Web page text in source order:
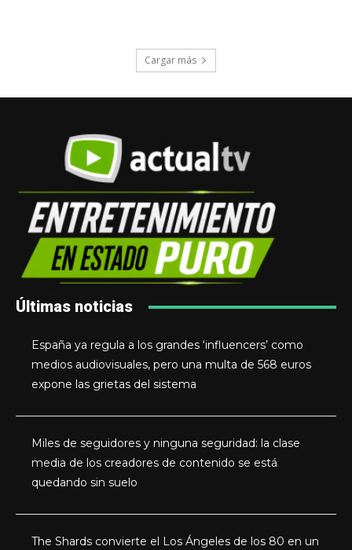
Cargar más
Últimas noticias
España ya regula a los grandes ‘influencers’ como
medios audiovisuales, pero una multa de 568 euros
expone las grietas del sistema
Miles de seguidores y ninguna seguridad: la clase
media de los creadores de contenido se está
quedando sin suelo
The Shards convierte el Los Ángeles de los 80 en un